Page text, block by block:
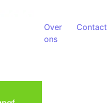
Over
ons
Contact